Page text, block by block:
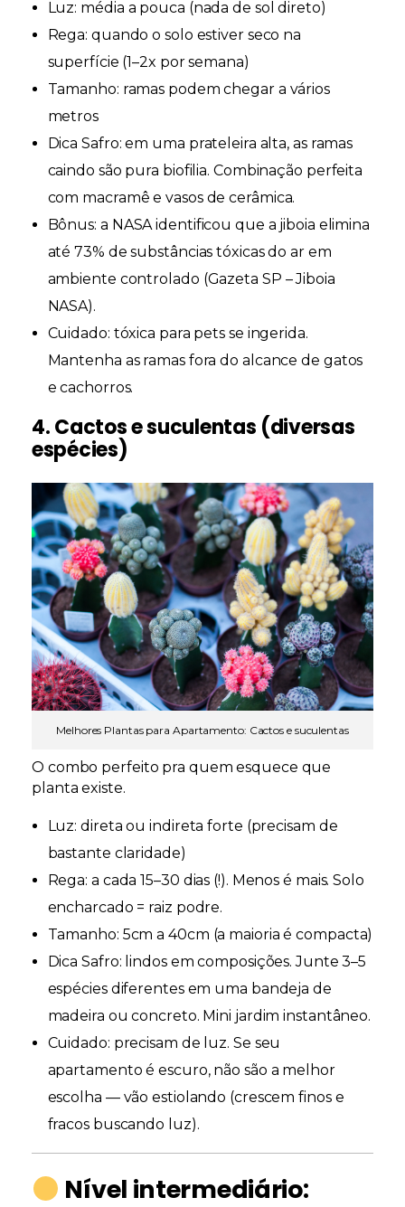
Luz: média a pouca (nada de sol direto)
Rega: quando o solo estiver seco na
superfície (1–2x por semana)
Tamanho: ramas podem chegar a vários
metros
Dica Safro: em uma prateleira alta, as ramas
caindo são pura biofilia. Combinação perfeita
com macramê e vasos de cerâmica.
Bônus: a NASA identificou que a jiboia elimina
até 73% de substâncias tóxicas do ar em
ambiente controlado (Gazeta SP – Jiboia
NASA).
Cuidado: tóxica para pets se ingerida.
Mantenha as ramas fora do alcance de gatos
e cachorros.
4. Cactos e suculentas (diversas
espécies)
Melhores Plantas para Apartamento: Cactos e suculentas
O combo perfeito pra quem esquece que
planta existe.
Luz: direta ou indireta forte (precisam de
bastante claridade)
Rega: a cada 15–30 dias (!). Menos é mais. Solo
encharcado = raiz podre.
Tamanho: 5cm a 40cm (a maioria é compacta)
Dica Safro: lindos em composições. Junte 3–5
espécies diferentes em uma bandeja de
madeira ou concreto. Mini jardim instantâneo.
Cuidado: precisam de luz. Se seu
apartamento é escuro, não são a melhor
escolha — vão estiolando (crescem finos e
fracos buscando luz).
Nível intermediário: